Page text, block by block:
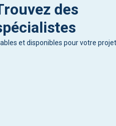
des
et disponibles pour votre projet